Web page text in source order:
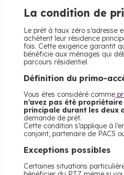
La condition de
Le prêt à taux zéro s’adresse
achètent leur résidence
fois. Cette exigence garantit
bénéficie aux ménages qui
parcours résidentiel.
Définition du primo-
Vous êtes considéré comme
n’avez pas été
principale durant les deux
demande de prêt.
Cette condition s’applique à
conjoint, partenaire de PACS
Exceptions possibles
Certaines situations